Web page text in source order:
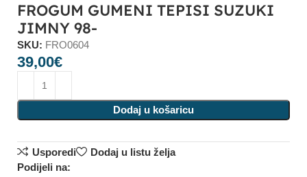
FROGUM GUMENI TEPISI SUZUKI
JIMNY 98-
SKU: FRO0604
39,00€
Dodaj u košaricu
Usporedi
Dodaj u listu želja
Podijeli na: